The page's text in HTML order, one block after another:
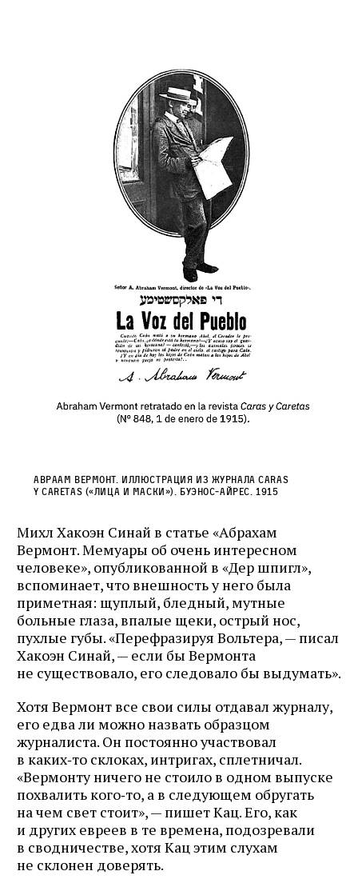
Авраам Вермонт. Иллюстрация из журнала Caras
y Caretas («Лица и маски»). Буэнос‑Айрес. 1915
Михл Хакоэн Синай в статье «Абрахам
Вермонт. Мемуары об очень интересном
человеке», опубликованной в «Дер шпигл»,
вспоминает, что внешность у него была
приметная: щуплый, бледный, мутные
больные глаза, впалые щеки, острый нос,
пухлые губы. «Перефразируя Вольтера, — писал
Хакоэн Синай, — если бы Вермонта
не существовало, его следовало бы выдумать».
Хотя Вермонт все свои силы отдавал журналу,
его едва ли можно назвать образцом
журналиста. Он постоянно участвовал
в каких‑то склоках, интригах, сплетничал.
«Вермонту ничего не стоило в одном выпуске
похвалить кого‑то, а в следующем обругать
на чем свет стоит», — пишет Кац. Его, как
и других евреев в те времена, подозревали
в сводничестве, хотя Кац этим слухам
не склонен доверять.